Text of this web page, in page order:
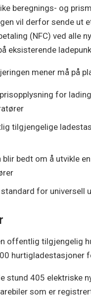
beregnings- og
vil derfor sende ut
(NFC) ved alle
eksisterende
mener må på
for
tilgjengelige
blir bedt om å utvikle
standard for
offentlig tilgjengelig
hurtigladestasjoner
stund 405 elektriske
som er